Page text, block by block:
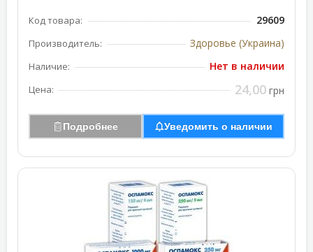
Код товара: 29609
Производитель: Здоровье (Украина)
Наличие: Нет в наличии
Цена: 24,00 грн
Подробнее Уведомить о наличии